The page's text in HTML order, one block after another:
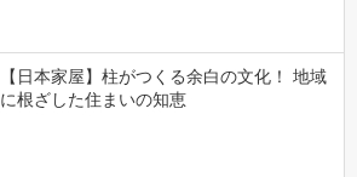
【日本家屋】柱がつくる余白の文化！ 地域
に根ざした住まいの知恵